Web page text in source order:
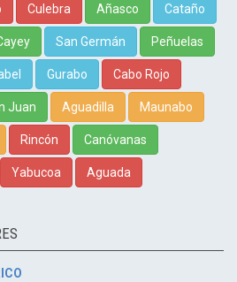
Culebra Añasco Cataño
San Germán Peñuelas
Gurabo Cabo Rojo
Juan Aguadilla Maunabo
Rincón Canóvanas
Yabucoa Aguada